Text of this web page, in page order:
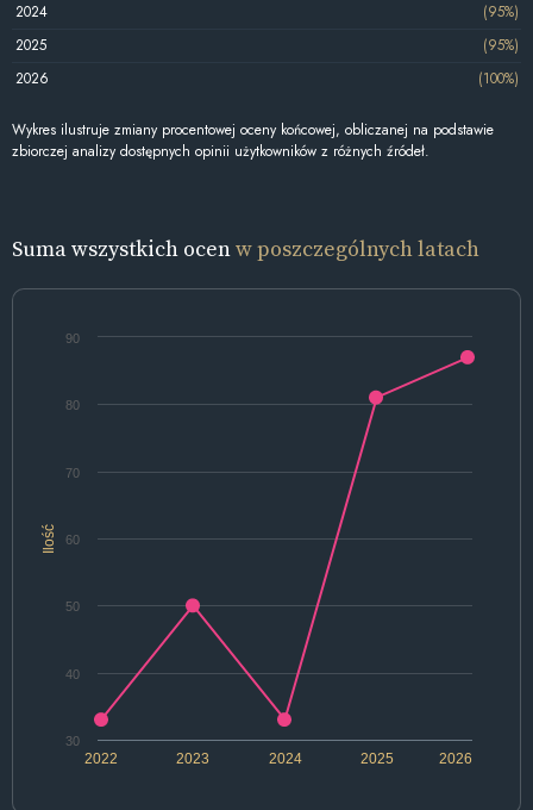
2024
(95%)
2025
(95%)
2026
(100%)
Wykres ilustruje zmiany procentowej oceny końcowej, obliczanej na podstawie
zbiorczej analizy dostępnych opinii użytkowników z różnych źródeł.
Suma wszystkich ocenw poszczególnych latach
Ilość
2022 2024 2026
2023 2025
30
40
50
60
70
80
90